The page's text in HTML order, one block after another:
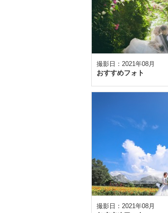
撮影日：2021年08月
おすすめフォト
撮影日：2021年08月